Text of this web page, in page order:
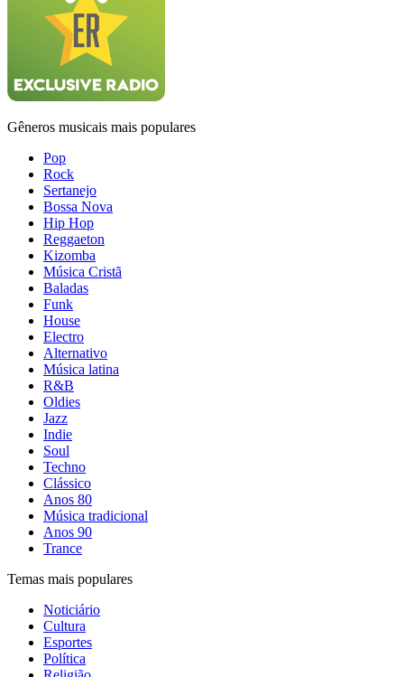
Gêneros musicais mais populares
Pop
Rock
Sertanejo
Bossa Nova
Hip Hop
Reggaeton
Kizomba
Música Cristã
Baladas
Funk
House
Electro
Alternativo
Música latina
R&B
Oldies
Jazz
Indie
Soul
Techno
Clássico
Anos 80
Música tradicional
Anos 90
Trance
Temas mais populares
Noticiário
Cultura
Esportes
Política